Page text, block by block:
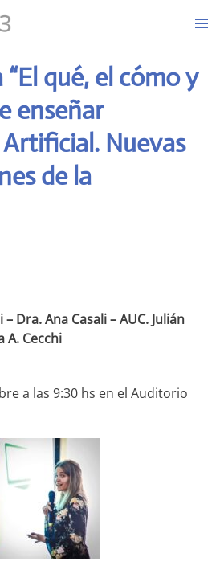
qué, el cómo y
enseñar
Nuevas
de la
Dra. Ana Casali – AUC. Julián
A. Cecchi
a las 9:30 hs en el Auditorio